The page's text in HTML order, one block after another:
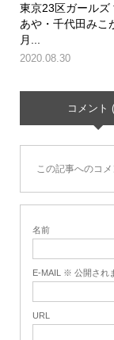
東京23区ガールズ
あや・千代田みこ
月...
2020.08.30
コメント
この記事へのコメ
名前
E-MAIL ※ 公開さ
URL